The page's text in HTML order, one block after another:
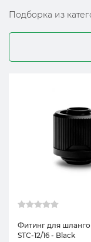
Подборка из
Фитинг для
STC-12/16 - Black